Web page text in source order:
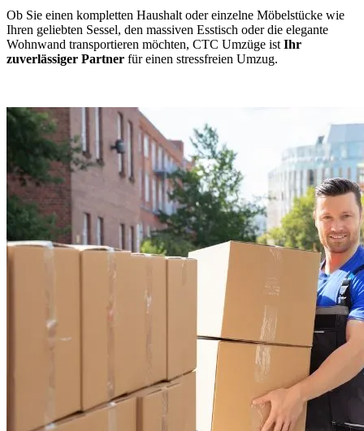
Ob Sie einen kompletten Haushalt oder einzelne Möbelstücke wie
Ihren geliebten Sessel, den massiven Esstisch oder die elegante
Wohnwand transportieren möchten, CTC Umzüge ist Ihr
zuverlässiger Partner für einen stressfreien Umzug.